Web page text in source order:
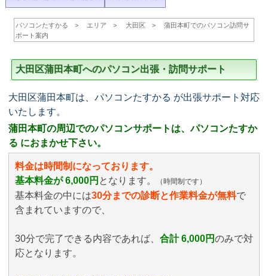
パソコンたすかる エリア 大田区
蒲田本町でのパソコン訪問サ
ポート案内
大田区蒲田本町へのパソコン出張・訪問サポート
大田区蒲田本町は、パソコンたすかる が出張サポート対応
いたします。
蒲田本町の周辺でのパソコンサポートは、パソコンたすか
る におまかせ下さい。
料金は時間制になっております。
基本料金が 6,000円 となります。 （時間制です）
基本料金の中には30分までの診断と作業料金が無料で
含まれていますので、
30分で完了できる内容であれば、 合計 6,000円のみで対
応となります。